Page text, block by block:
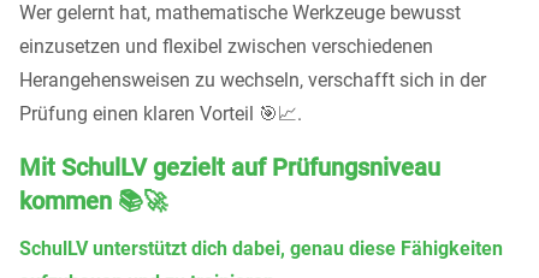
Wer gelernt hat, mathematische Werkzeuge bewusst
einzusetzen und flexibel zwischen verschiedenen
Herangehensweisen zu wechseln, verschafft sich in der
Prüfung einen klaren Vorteil 🎯📈.
Mit SchulLV gezielt auf Prüfungsniveau
kommen 📚🚀
SchulLV unterstützt dich dabei, genau diese Fähigkeiten